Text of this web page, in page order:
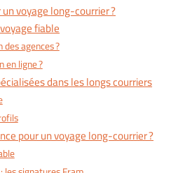
voyage long-courrier ?
fiable
agences ?
ligne ?
dans les longs courriers
pour un voyage long-courrier ?